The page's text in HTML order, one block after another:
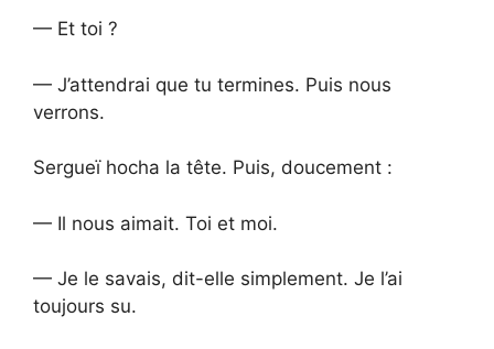
— Et toi ?
— J’attendrai que tu termines. Puis nous
verrons.
Sergueï hocha la tête. Puis, doucement :
— Il nous aimait. Toi et moi.
— Je le savais, dit-elle simplement. Je l’ai
toujours su.